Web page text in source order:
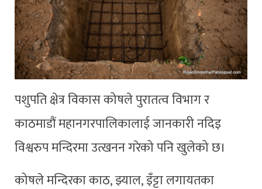
पशुपति क्षेत्र विकास कोषले पुरातत्व विभाग र
काठमाडौं महानगरपालिकालाई जानकारी नदिइ
विश्वरुप मन्दिरमा उत्खनन गरेको पनि खुलेको छ।
कोषले मन्दिरका काठ, झ्याल, इँट्टा लगायतका